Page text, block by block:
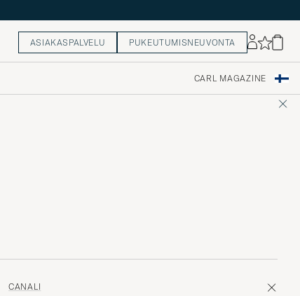
ASIAKASPALVELU PUKEUTUMISNEUVONTA
CARL MAGAZINE
CANALI